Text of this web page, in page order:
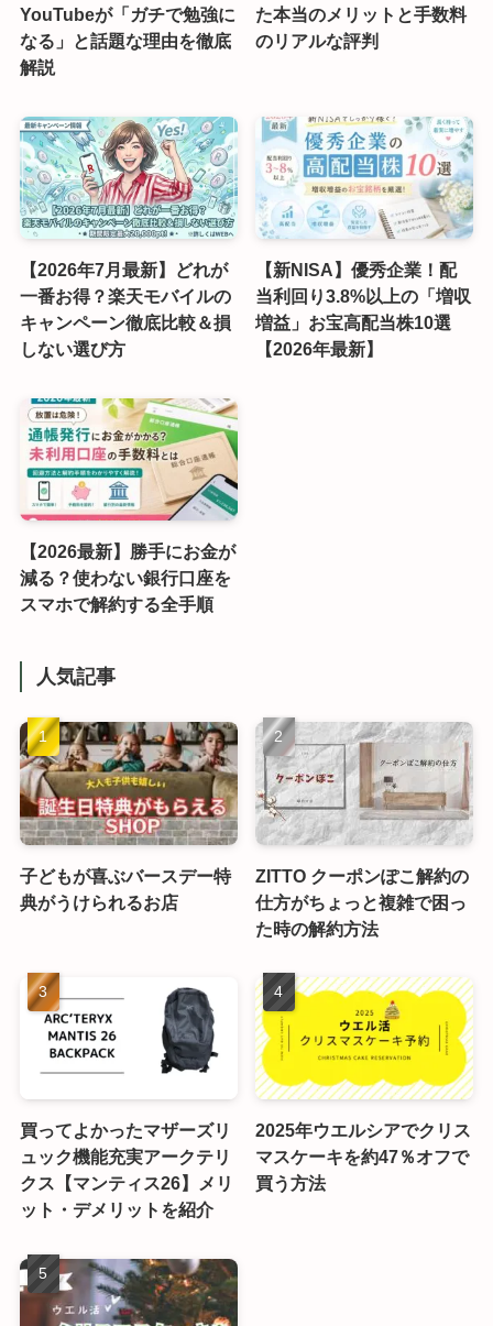
YouTubeが「ガチで勉強に
なる」と話題な理由を徹底
解説
た本当のメリットと手数料
のリアルな評判
【2026年7月最新】どれが
一番お得？楽天モバイルの
キャンペーン徹底比較＆損
しない選び方
【新NISA】優秀企業！配
当利回り3.8%以上の「増収
増益」お宝高配当株10選
【2026年最新】
【2026最新】勝手にお金が
減る？使わない銀行口座を
スマホで解約する全手順
人気記事
子どもが喜ぶバースデー特
典がうけられるお店
ZITTO クーポンぽこ解約の
仕方がちょっと複雑で困っ
た時の解約方法
買ってよかったマザーズリ
ュック機能充実アークテリ
クス【マンティス26】メリ
ット・デメリットを紹介
2025年ウエルシアでクリス
マスケーキを約47％オフで
買う方法